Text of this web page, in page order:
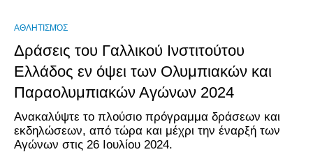
ΑΘΛΗΤΙΣΜΌΣ
Δράσεις του Γαλλικού Ινστιτούτου
Ελλάδος εν όψει των Ολυμπιακών και
Παραολυμπιακών Αγώνων 2024
Ανακαλύψτε το πλούσιο πρόγραμμα δράσεων και
εκδηλώσεων, από τώρα και μέχρι την έναρξή των
Αγώνων στις 26 Ιουλίου 2024.